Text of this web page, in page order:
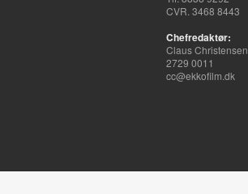
CVR. 3468 8443
Chefredaktør:
Claus Christensen
2729 0011
cc@ekkofilm.dk